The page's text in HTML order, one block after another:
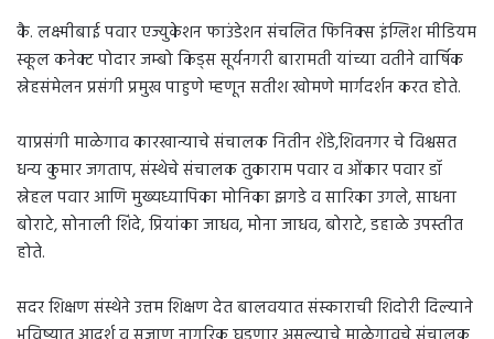
कै. लक्ष्मीबाई पवार एज्युकेशन फाउंडेशन संचलित फिनिक्स इंग्लिश मीडियम
स्कूल कनेक्ट पोदार जम्बो किड्स सूर्यनगरी बारामती यांच्या वतीने वार्षिक
स्नेहसंमेलन प्रसंगी प्रमुख पाहुणे म्हणून सतीश खोमणे मार्गदर्शन करत होते.
याप्रसंगी माळेगाव कारखान्याचे संचालक नितीन शेंडे,शिवनगर चे विश्वसत
धन्य कुमार जगताप, संस्थेचे संचालक तुकाराम पवार व ओंकार पवार डॉ
स्नेहल पवार आणि मुख्यध्यापिका मोनिका झगडे व सारिका उगले, साधना
बोराटे, सोनाली शिंदे, प्रियांका जाधव, मोना जाधव, बोराटे, डहाळे उपस्तीत
होते.
सदर शिक्षण संस्थेने उत्तम शिक्षण देत बालवयात संस्काराची शिदोरी दिल्याने